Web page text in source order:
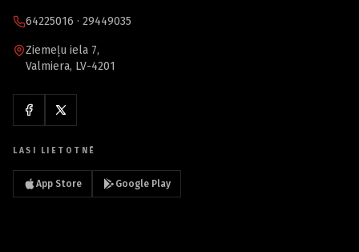
64225016 · 29449035
Ziemeļu iela 7,
Valmiera, LV-4201
LASI LIETOTNĒ
App Store Google Play